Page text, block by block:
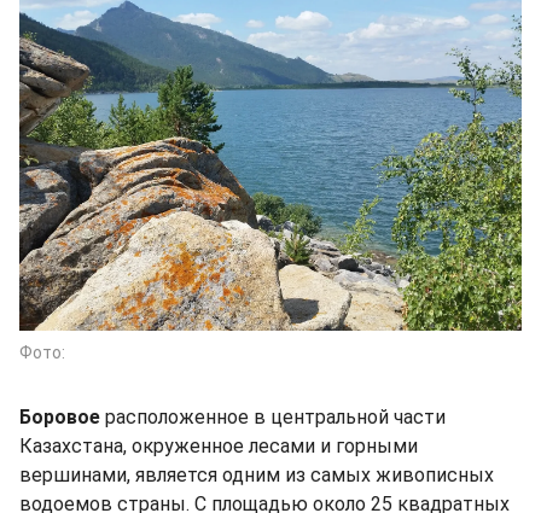
Фото:
Боровое расположенное в центральной части
Казахстана, окруженное лесами и горными
вершинами, является одним из самых живописных
водоемов страны. С площадью около 25 квадратных